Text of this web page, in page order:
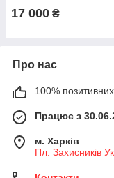
17 000 ₴
Про нас
100% позитивних
Працює з
м. Харків
Пл. Захисників